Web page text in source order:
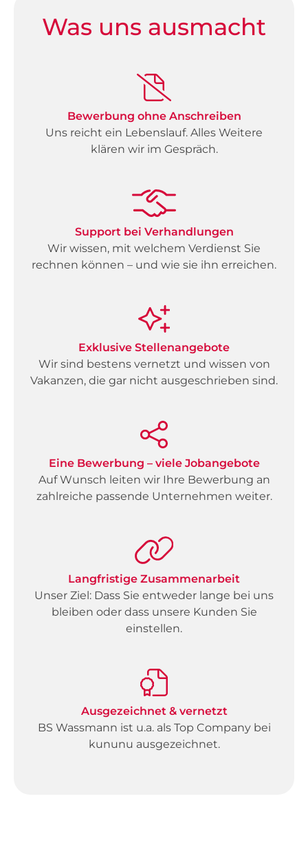
Was uns ausmacht
Bewerbung ohne Anschreiben
Uns reicht ein Lebenslauf. Alles Weitere
klären wir im Gespräch.
Support bei Verhandlungen
Wir wissen, mit welchem Verdienst Sie
rechnen können – und wie sie ihn erreichen.
Exklusive Stellenangebote
Wir sind bestens vernetzt und wissen von
Vakanzen, die gar nicht ausgeschrieben sind.
Eine Bewerbung – viele Jobangebote
Auf Wunsch leiten wir Ihre Bewerbung an
zahlreiche passende Unternehmen weiter.
Langfristige Zusammenarbeit
Unser Ziel: Dass Sie entweder lange bei uns
bleiben oder dass unsere Kunden Sie
einstellen.
Ausgezeichnet & vernetzt
BS Wassmann ist u.a. als Top Company bei
kununu ausgezeichnet.